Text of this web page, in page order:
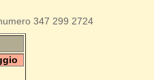
347 299 2724